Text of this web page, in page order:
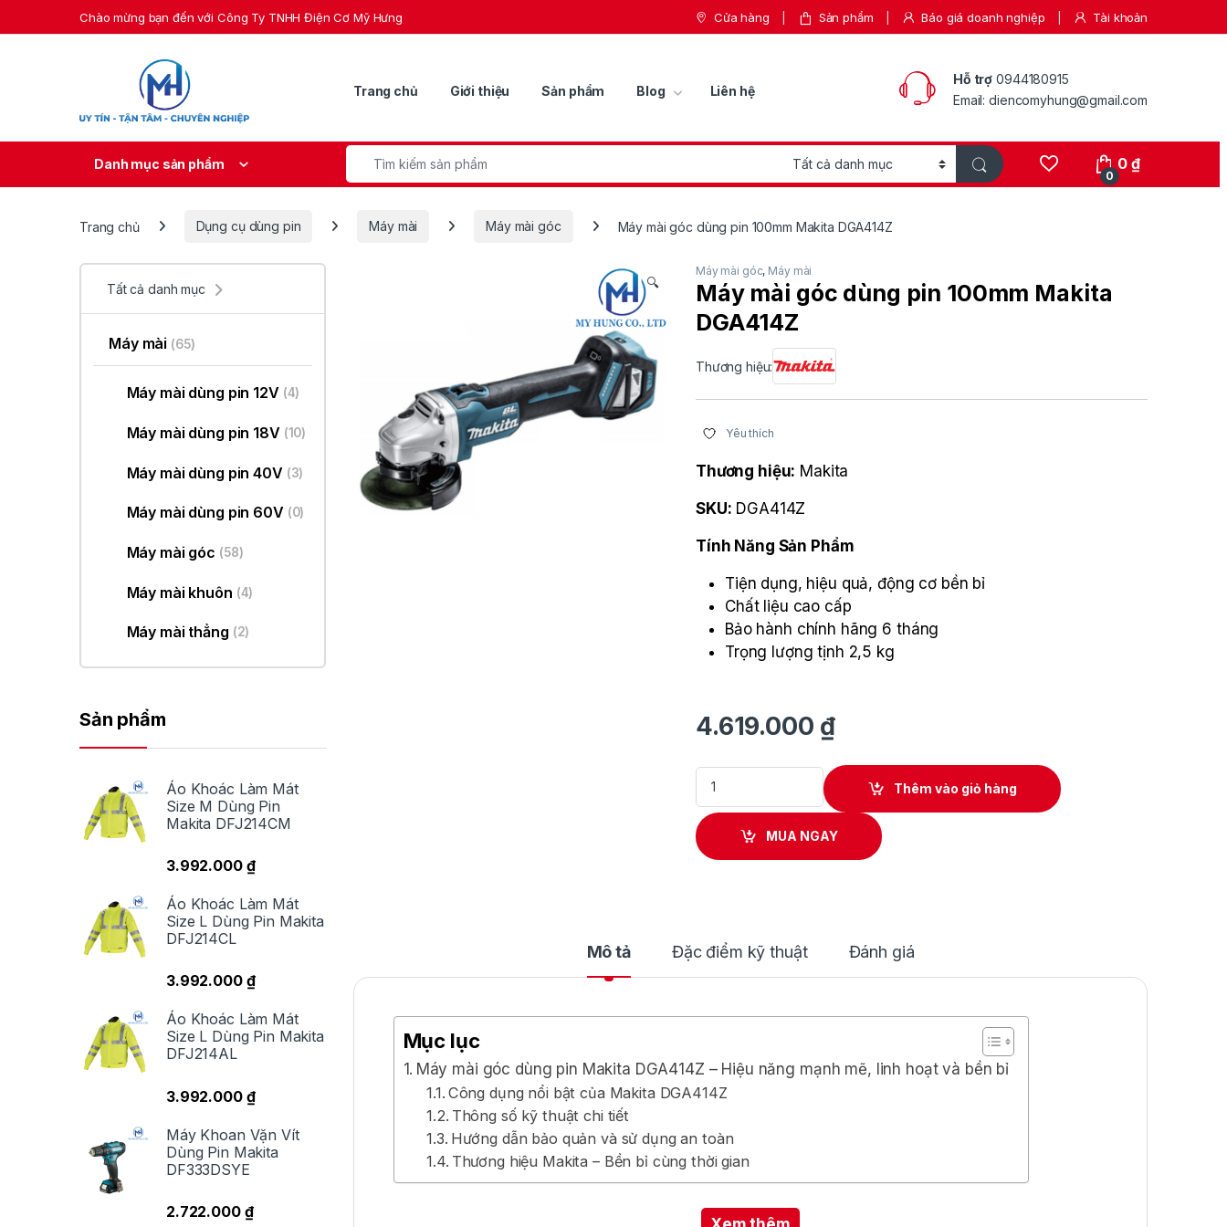
Skip to navigationChào mừng bạn đến với Công Ty TNHH Điện Cơ Mỹ Hưng Cửa hàng Sản phẩm Báo giá doanh nghiệp Tài khoản
Trang chủ Giới thiệu Sản phẩm Blog Liên hệ
Hỗ trợ 0944180915
Email: diencomyhung@gmail.com
Danh mục sản phẩm
Search for:
0
0₫
Trang chủ Dụng cụ dùng pin Máy mài Máy mài góc Máy mài góc dùng pin 100mm Makita DGA414Z
🔍
Máy mài góc, Máy mài
Máy mài góc dùng pin 100mm Makita
DGA414Z
Thương hiệu:
Yêu thích
Thương hiệu: Makita
SKU: DGA414Z
Tính Năng Sản Phẩm
Tiện dụng, hiệu quả, động cơ bền bỉ
Chất liệu cao cấp
Bảo hành chính hãng 6 tháng
Trọng lượng tịnh 2,5 kg
4.619.000 ₫
Máy mài góc dùng pin 100mm Makita DGA414Z quantity
Thêm vào giỏ hàng
MUA NGAY
Mô tả Đặc điểm kỹ thuật Đánh giá
Mục lục
Máy mài góc dùng pin Makita DGA414Z – Hiệu năng mạnh mẽ, linh hoạt và bền bỉ
Công dụng nổi bật của Makita DGA414Z
Thông số kỹ thuật chi tiết
Hướng dẫn bảo quản và sử dụng an toàn
Thương hiệu Makita – Bền bỉ cùng thời gian
Máy mài góc dùng pin Makita DGA414Z – Hiệu năng
Tất cả danh mục
Máy mài (65)
Máy mài dùng pin 12V (4)
Máy mài dùng pin 18V (10)
Máy mài dùng pin 40V (3)
Máy mài dùng pin 60V (0)
Máy mài góc (58)
Máy mài khuôn (4)
Máy mài thẳng (2)
Sản phẩm
Áo Khoác Làm Mát
Size M Dùng Pin
Makita DFJ214CM
3.992.000 ₫
Áo Khoác Làm Mát
Size L Dùng Pin Makita
DFJ214CL
3.992.000 ₫
Áo Khoác Làm Mát
Size L Dùng Pin Makita
DFJ214AL
3.992.000 ₫
Máy Khoan Vặn Vít
Dùng Pin Makita
DF333DSYE
2.722.000 ₫